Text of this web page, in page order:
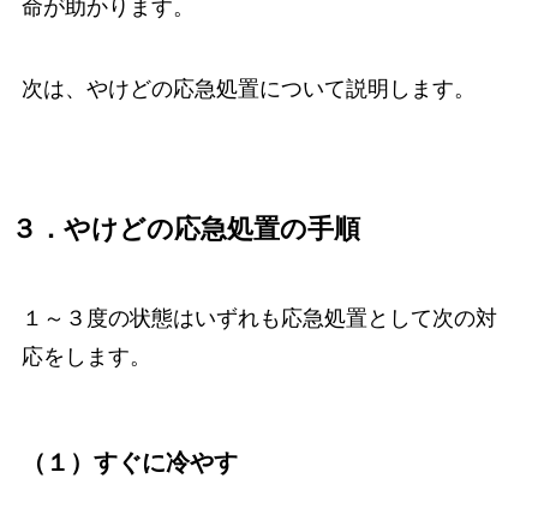
命が助かります。
次は、やけどの応急処置について説明します。
３．やけどの応急処置の手順
１～３度の状態はいずれも応急処置として次の対
応をします。
（１）すぐに冷やす